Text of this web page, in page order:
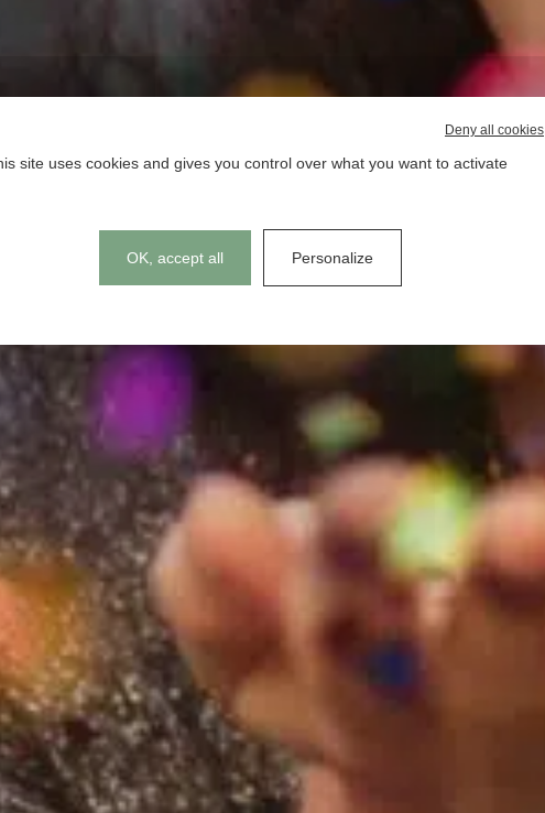
site uses cookies and gives you control over what you want to activate
OK, accept all
Deny all cookies
Personalize